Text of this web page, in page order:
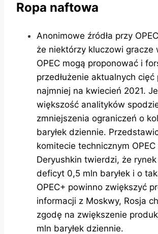
Ropa naftowa
Anonimowe źródła przy
że niektórzy kluczowi gracze
OPEC mogą proponować i
przedłużenie aktualnych
najmniej na kwiecień 2021.
większość analityków
zmniejszenia ograniczeń o
baryłek dziennie.
komitecie technicznym OPEC
Deryushkin twierdzi, że
deficyt 0,5 mln baryłek i o
OPEC+ powinno zwiększyć
informacji z Moskwy, Rosja
zgodę na zwiększenie
mln baryłek dziennie.